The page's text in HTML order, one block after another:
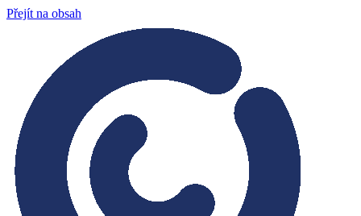
Přejít na obsah